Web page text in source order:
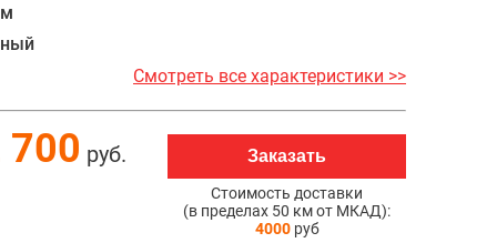
Смотреть все характеристики >>
700 руб. Заказать
Стоимость доставки
(в пределах 50 км от МКАД):
4000руб